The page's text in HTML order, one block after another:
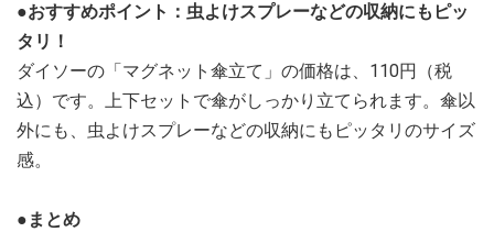
●おすすめポイント：虫よけスプレーなどの収納にもピッ
タリ！
ダイソーの「マグネット傘立て」の価格は、110円（税
込）です。上下セットで傘がしっかり立てられます。傘以
外にも、虫よけスプレーなどの収納にもピッタリのサイズ
感。
●まとめ